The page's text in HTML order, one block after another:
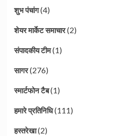
शुभ पंचांग(4)
शेयर मार्केट समाचार(2)
संपादकीय टीम(1)
सागर(276)
स्मार्टफोन टैब(1)
हमारे प्रतिनिधि(111)
हस्तरेखा(2)